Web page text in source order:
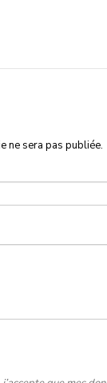
ne sera pas publiée.